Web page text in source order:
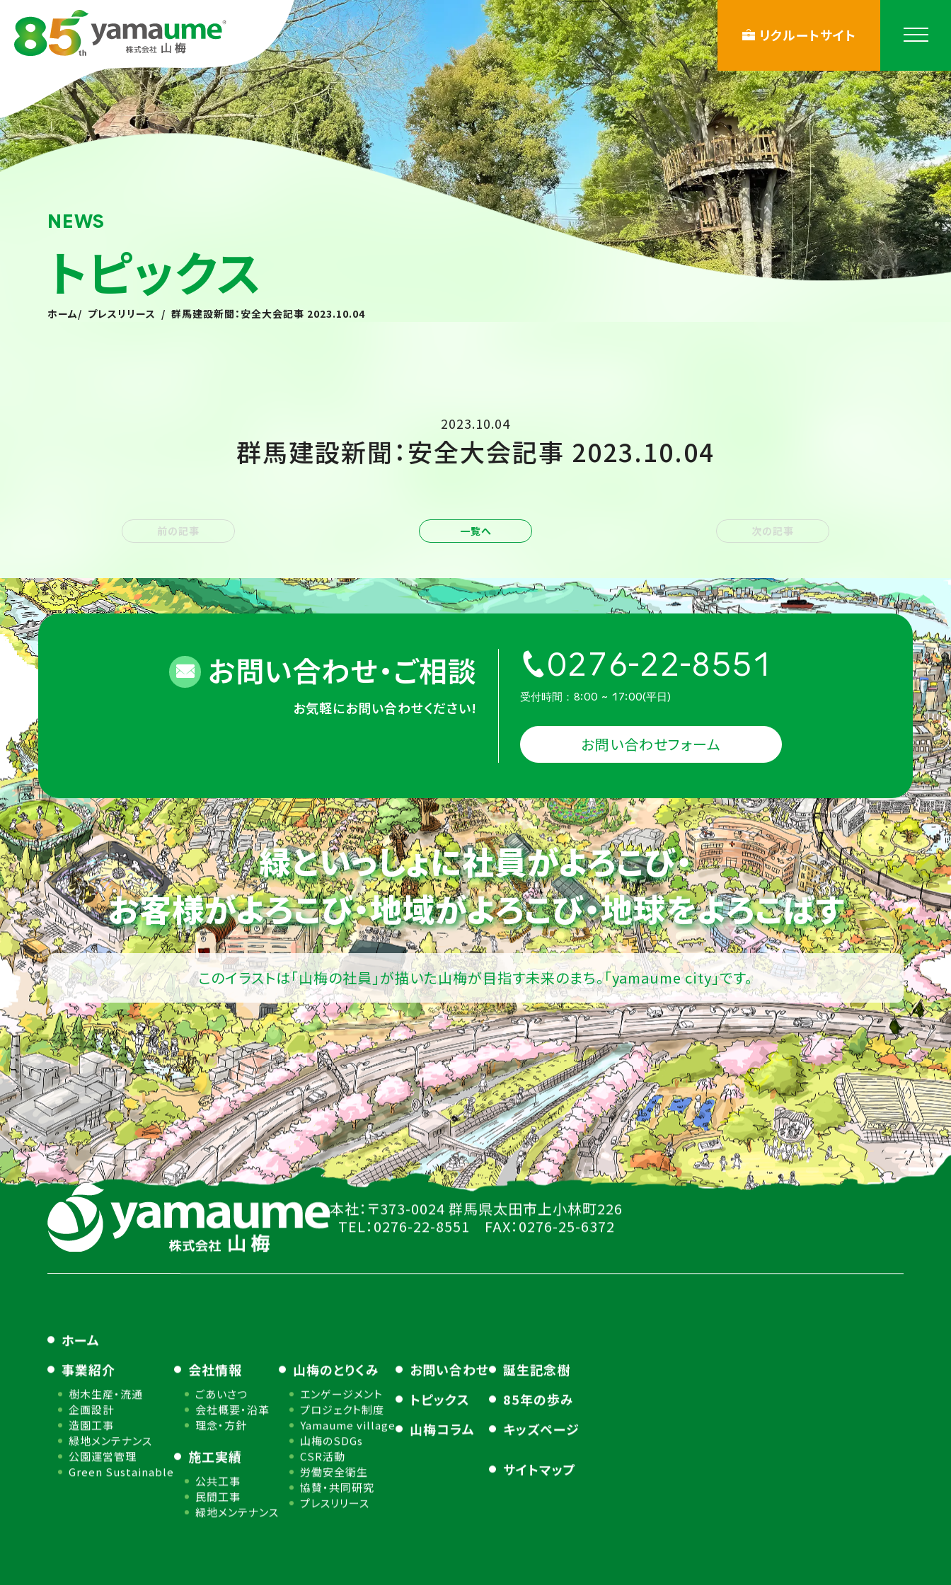
リクルートサイト
NEWS
トピックス
ホーム/ プレスリリース / 群馬建設新聞：安全大会記事 2023.10.04
2023.10.04
群馬建設新聞：安全大会記事 2023.10.04
前の記事 一覧へ 次の記事
お問い合わせ・ご相談
お気軽にお問い合わせください!
0276-22-8551
受付時間：8:00 ~ 17:00(平日)
お問い合わせフォーム
緑といっしょに社員がよろこび・
お客様がよろこび・地域がよろこび・地球をよろこばす
このイラストは「山梅の社員」が描いた山梅が目指す未来のまち。「yamaume city」です。
本社：〒373-0024 群馬県太田市上小林町226
TEL：0276-22-8551 FAX：0276-25-6372
ホーム
事業紹介
樹木生産・流通
企画設計
造園工事
緑地メンテナンス
公園運営管理
Green Sustainable
会社情報
ごあいさつ
会社概要・沿革
理念・方針
施工実績
公共工事
民間工事
緑地メンテナンス
山梅のとりくみ
エンゲージメント
プロジェクト制度
Yamaume village
山梅のSDGs
CSR活動
労働安全衛生
協賛・共同研究
プレスリリース
お問い合わせ
トピックス
山梅コラム
誕生記念樹
85年の歩み
キッズページ
サイトマップ